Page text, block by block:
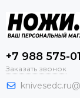
+7 988 575-
Заказать звонок